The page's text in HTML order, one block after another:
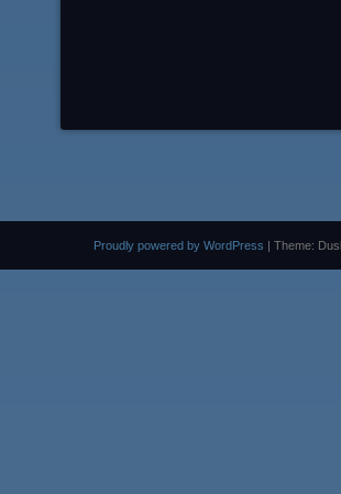
Proudly powered by WordPress | Theme: